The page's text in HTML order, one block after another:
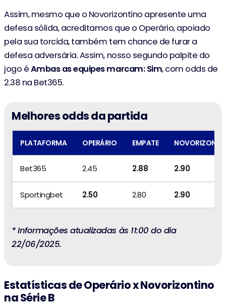
Assim, mesmo que o Novorizontino apresente uma
defesa sólida, acreditamos que o Operário, apoiado
pela sua torcida, também tem chance de furar a
defesa adversária. Assim, nosso segundo palpite do
jogo éAmbas as equipes marcam: Sim, com odds de
2.38 na Bet365.
Melhores odds da partida
PLATAFORMA OPERÁRIO EMPATE
Bet365 2.45 2.88 2.90
Sportingbet 2.50 2.80 2.90
* Informações atualizadas às 11:00 do dia
22/06/2025.
Estatísticas de Operário x Novorizontino
na Série B